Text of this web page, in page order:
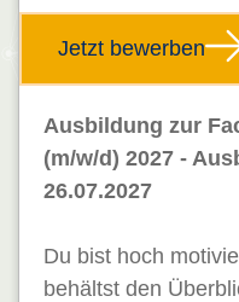
Jetzt bewerben
Ausbildung zur
(m/w/d) 2027 -
26.07.2027
Du bist hoch
behältst den